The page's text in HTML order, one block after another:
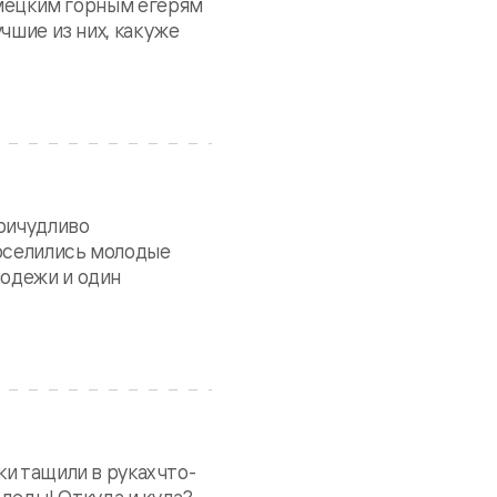
из них, как уже
молодые
и один
тащили в руках что-